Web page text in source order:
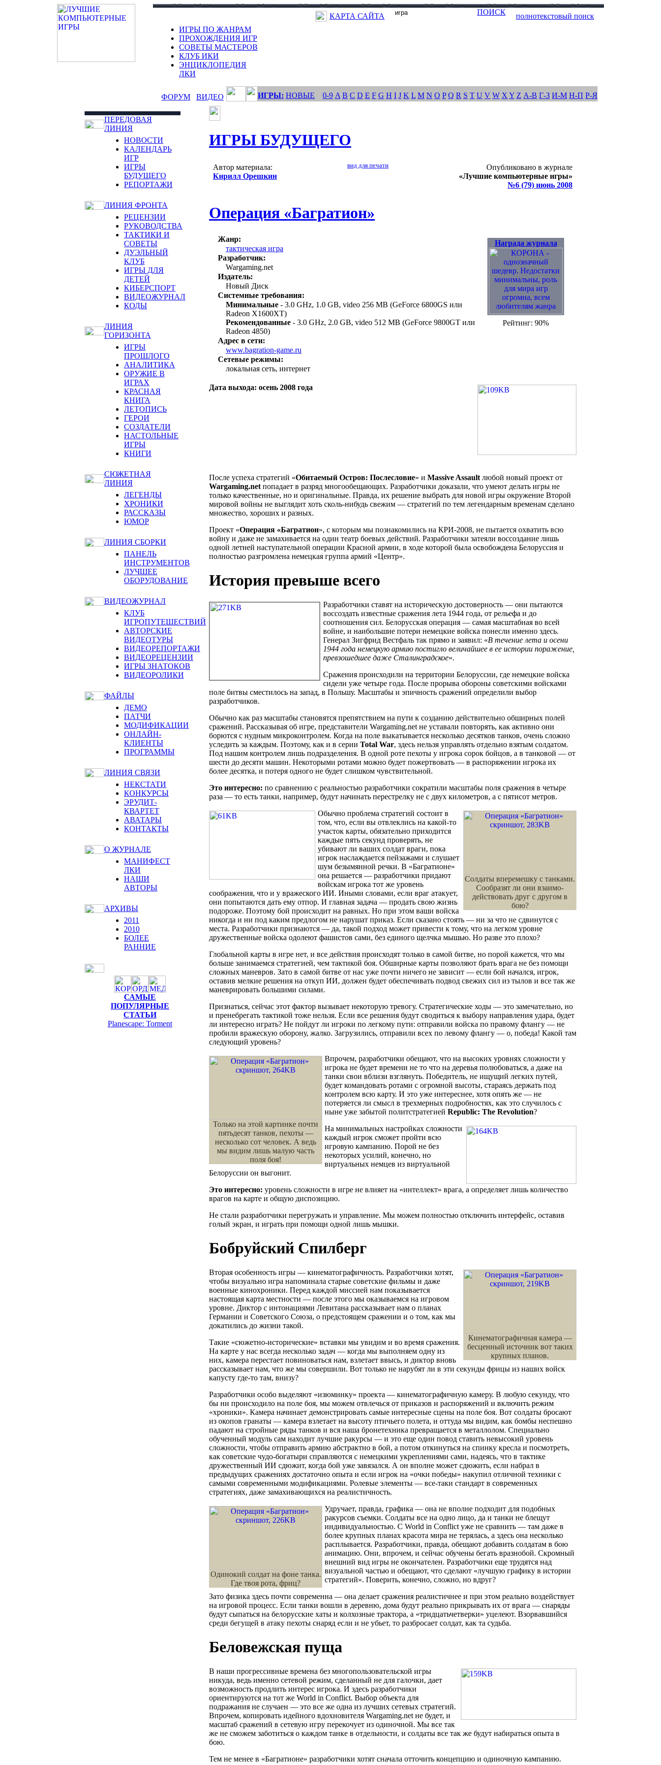
КАРТА САЙТА ПОИСК
полнотекстовый поиск
ИГРЫ ПО ЖАНРАМ
ПРОХОЖДЕНИЯ ИГР
СОВЕТЫ МАСТЕРОВ
КЛУБ ИКИ
ЭНЦИКЛОПЕДИЯ
ЛКИ
ФОРУМ ВИДЕО ИГРЫ: НОВЫЕ 0-9 A B C D E F G H I J K L M N O P Q R S T U V W X Y Z А-В Г-З И-М Н-П Р-Я
ПЕРЕДОВАЯ
ЛИНИЯ
НОВОСТИ
КАЛЕНДАРЬ
ИГР
ИГРЫ
БУДУЩЕГО
РЕПОРТАЖИ
ЛИНИЯ ФРОНТА
РЕЦЕНЗИИ
РУКОВОДСТВА
ТАКТИКИ И
СОВЕТЫ
ДУЭЛЬНЫЙ
КЛУБ
ИГРЫ ДЛЯ
ДЕТЕЙ
КИБЕРСПОРТ
ВИДЕОЖУРНАЛ
КОДЫ
ЛИНИЯ
ГОРИЗОНТА
ИГРЫ
ПРОШЛОГО
АНАЛИТИКА
ОРУЖИЕ В
ИГРАХ
КРАСНАЯ
КНИГА
ЛЕТОПИСЬ
ГЕРОИ
СОЗДАТЕЛИ
НАСТОЛЬНЫЕ
ИГРЫ
КНИГИ
СЮЖЕТНАЯ
ЛИНИЯ
ЛЕГЕНДЫ
ХРОНИКИ
РАССКАЗЫ
ЮМОР
ЛИНИЯ СБОРКИ
ПАНЕЛЬ
ИНСТРУМЕНТОВ
ЛУЧШЕЕ
ОБОРУДОВАНИЕ
ВИДЕОЖУРНАЛ
КЛУБ
ИГРОПУТЕШЕСТВИЙ
АВТОРСКИЕ
ВИДЕОТУРЫ
ВИДЕОРЕПОРТАЖИ
ВИДЕОРЕЦЕНЗИИ
ИГРЫ ЗНАТОКОВ
ВИДЕОРОЛИКИ
ФАЙЛЫ
ДЕМО
ПАТЧИ
МОДИФИКАЦИИ
ОНЛАЙН-
КЛИЕНТЫ
ПРОГРАММЫ
ЛИНИЯ СВЯЗИ
НЕКСТАТИ
КОНКУРСЫ
ЭРУДИТ-
КВАРТЕТ
АВАТАРЫ
КОНТАКТЫ
О ЖУРНАЛЕ
МАНИФЕСТ
ЛКИ
НАШИ
АВТОРЫ
АРХИВЫ
2011
2010
БОЛЕЕ
РАННИЕ
САМЫЕ
ПОПУЛЯРНЫЕ
СТАТЬИ
Planescape: Torment
ИГРЫ БУДУЩЕГО
Автор материала:
Кирилл Орешкин
Опубликовано в журнале
«Лучшие компьютерные игры»
№6 (79) июнь 2008
вид для печати
Операция «Багратион»
Жанр:
тактическая игра
Разработчик:
Wargaming.net
Издатель:
Новый Диск
Системные требования:
Минимальные - 3.0 GHz, 1.0 GB, video 256 MB (GeForce 6800GS или
Radeon X1600XT)
Рекомендованные - 3.0 GHz, 2.0 GB, video 512 MB (GeForce 9800GT или
Radeon 4850)
Адрес в сети:
www.bagration-game.ru
Сетевые режимы:
локальная сеть, интернет
Награда журнала
Рейтинг: 90%
Дата выхода: осень 2008 года
После успеха стратегий «Обитаемый Остров: Послесловие» и Massive Assault любой новый проект от
Wargaming.net попадает в разряд многообещающих. Разработчики доказали, что умеют делать игры не
только качественные, но и оригинальные. Правда, их решение выбрать для новой игры окружение Второй
мировой войны не выглядит хоть сколь-нибудь свежим — стратегий по тем легендарным временам сделано
множество, хороших и разных.
Проект «Операция «Багратион», с которым мы познакомились на КРИ-2008, не пытается охватить всю
войну и даже не замахивается на один театр боевых действий. Разработчики затеяли воссоздание лишь
одной летней наступательной операции Красной армии, в ходе которой была освобождена Белоруссия и
полностью разгромлена немецкая группа армий «Центр».
История превыше всего
Разработчики ставят на историческую достоверность — они пытаются
воссоздать известные сражения лета 1944 года, от рельефа и до
соотношения сил. Белорусская операция — самая масштабная во всей
войне, и наибольшие потери немецкие войска понесли именно здесь.
Генерал Зигфрид Вестфаль так прямо и заявил: «В течение лета и осени
1944 года немецкую армию постигло величайшее в ее истории поражение,
превзошедшее даже Сталинградское».
Сражения происходили на территории Белоруссии, где немецкие войска
сидели уже четыре года. После прорыва обороны советскими войсками
поле битвы сместилось на запад, в Польшу. Масштабы и эпичность сражений определили выбор
разработчиков.
Обычно как раз масштабы становятся препятствием на пути к созданию действительно обширных полей
сражений. Рассказывая об игре, представители Wargaming.net не уставали повторять, как активно они
борются с нудным микроконтролем. Когда на поле выкатывается несколько десятков танков, очень сложно
уследить за каждым. Поэтому, как и в серии Total War, здесь нельзя управлять отдельно взятым солдатом.
Под нашим контролем лишь подразделения. В одной роте пехоты у игрока сорок бойцов, а в танковой — от
шести до десяти машин. Некоторыми ротами можно будет пожертвовать — в распоряжении игрока их
более десятка, и потеря одного не будет слишком чувствительной.
Это интересно: по сравнению с реальностью разработчики сократили масштабы поля сражения в четыре
раза — то есть танки, например, будут начинать перестрелку не с двух километров, а с пятисот метров.
Солдаты вперемешку с танками.
Сообразят ли они взаимо-
действовать друг с другом в
бою?
Обычно проблема стратегий состоит в
том, что, если вы отвлеклись на какой-то
участок карты, обязательно приходится
каждые пять секунд проверять, не
убивают ли ваших солдат враги, пока
игрок наслаждается пейзажами и слушает
шум безымянной речки. В «Багратионе»
она решается — разработчики придают
войскам игрока тот же уровень
соображения, что и у вражеского ИИ. Иными словами, если враг атакует,
они попытаются дать ему отпор. И главная задача — продать свою жизнь
подороже. Поэтому бой происходит на равных. Но при этом ваши войска
никогда и ни под каким предлогом не нарушат приказ. Если сказано стоять — ни за что не сдвинутся с
места. Разработчики признаются — да, такой подход может привести к тому, что на легком уровне
дружественные войска одолеют фашистов сами, без единого щелчка мышью. Но разве это плохо?
Глобальной карты в игре нет, и все действия происходят только в самой битве, но порой кажется, что мы
больше занимаемся стратегией, чем тактикой боя. Обширные карты позволяют брать врага не без помощи
сложных маневров. Зато в самой битве от нас уже почти ничего не зависит — если бой начался, игрок,
оставив мелкие решения на откуп ИИ, должен будет обеспечивать подвод свежих сил из тылов и все так же
маневрировать большими силами.
Признаться, сейчас этот фактор вызывает некоторую тревогу. Стратегические ходы — это замечательно, но
и пренебрегать тактикой тоже нельзя. Если все решения будут сводиться к выбору направления удара, будет
ли интересно играть? Не пойдут ли игроки по легкому пути: отправили войска по правому флангу — не
пробили вражескую оборону, жалко. Загрузились, отправили всех по левому флангу — о, победа! Какой там
следующий уровень?
Только на этой картинке почти
пятьдесят танков, пехоты —
несколько сот человек. А ведь
мы видим лишь малую часть
поля боя!
Впрочем, разработчики обещают, что на высоких уровнях сложности у
игрока не будет времени не то что на деревья полюбоваться, а даже на
танки свои вблизи взглянуть. Победитель, не ищущий легких путей,
будет командовать ротами с огромной высоты, стараясь держать под
контролем всю карту. И это уже интереснее, хотя опять же — не
потеряется ли смысл в трехмерных подробностях, как это случилось с
ныне уже забытой политстратегией Republic: The Revolution?
На минимальных настройках сложности
каждый игрок сможет пройти всю
игровую кампанию. Порой не без
некоторых усилий, конечно, но
виртуальных немцев из виртуальной
Белоруссии он выгонит.
Это интересно: уровень сложности в игре не влияет на «интеллект» врага, а определяет лишь количество
врагов на карте и общую диспозицию.
Не стали разработчики перегружать и управление. Мы можем полностью отключить интерфейс, оставив
голый экран, и играть при помощи одной лишь мышки.
Бобруйский Спилберг
Кинематографичная камера —
бесценный источник вот таких
крупных планов.
Вторая особенность игры — кинематографичность. Разработчики хотят,
чтобы визуально игра напоминала старые советские фильмы и даже
военные кинохроники. Перед каждой миссией нам показывается
настоящая карта местности — после этого мы оказываемся на игровом
уровне. Диктор с интонациями Левитана рассказывает нам о планах
Германии и Советского Союза, о предстоящем сражении и о том, как мы
докатились до жизни такой.
Такие «сюжетно-исторические» вставки мы увидим и во время сражения.
На карте у нас всегда несколько задач — когда мы выполняем одну из
них, камера перестает повиноваться нам, взлетает ввысь, и диктор вновь
рассказывает нам, что же мы совершили. Вот только не нарубят ли в эти секунды фрицы из наших войск
капусту где-то там, внизу?
Разработчики особо выделяют «изюминку» проекта — кинематографичную камеру. В любую секунду, что
бы ни происходило на поле боя, мы можем отвлечься от приказов и распоряжений и включить режим
«хроники». Камера начинает демонстрировать самые интересные сцены на поле боя. Вот солдаты бросают
из окопов гранаты — камера взлетает на высоту птичьего полета, и оттуда мы видим, как бомбы неспешно
падают на стройные ряды танков и вся наша бронетехника превращается в металлолом. Специально
обученный модуль сам находит лучшие ракурсы — и это еще один повод ставить невысокий уровень
сложности, чтобы отправить армию абстрактно в бой, а потом откинуться на спинку кресла и посмотреть,
как советские чудо-богатыри справляются с немецкими укреплениями сами, надеясь, что в тактике
дружественный ИИ сдюжит, когда бой уже завязался. А он вполне может сдюжить, если набрал в
предыдущих сражениях достаточно опыта и если игрок на «очки победы» накупил отличной техники с
самыми современными модификациями. Ролевые элементы — все-таки стандарт в современных
стратегиях, даже замахивающихся на реалистичность.
Одинокий солдат на фоне танка.
Где твоя рота, фриц?
Удручает, правда, графика — она не вполне подходит для подобных
ракурсов съемки. Солдаты все на одно лицо, да и танки не блещут
индивидуальностью. С World in Conflict уже не сравнить — там даже в
более крупных планах красота мира не терялась, а здесь она несколько
расплывается. Разработчики, правда, обещают добавить солдатам в бою
анимацию. Они, впрочем, и сейчас обучены бегать вразнобой. Скромный
внешний вид игры не окончателен. Разработчики еще трудятся над
визуальной частью и обещают, что сделают «лучшую графику в истории
стратегий». Поверить, конечно, сложно, но вдруг?
Зато физика здесь почти современна — она делает сражения реалистичнее и при этом реально воздействует
на игровой процесс. Если танки вошли в деревню, дома будут реально прикрывать их от врага — снаряды
будут сыпаться на белорусские хаты и колхозные трактора, а «тридцатьчетверки» уцелеют. Взорвавшийся
среди бегущей в атаку пехоты снаряд если и не убьет, то разбросает солдат, как та судьба.
Беловежская пуща
В наши прогрессивные времена без многопользовательской игры
никуда, ведь именно сетевой режим, сделанный не для галочки, дает
возможность продлить интерес игрока. И здесь разработчики
ориентируются на тот же World in Conflict. Выбор объекта для
подражания не случаен — это все же одна из лучших сетевых стратегий.
Впрочем, копировать идейного вдохновителя Wargaming.net не будет, и
масштаб сражений в сетевую игру перекочует из одиночной. Мы все так
же не сможем заботиться о каждом танке в отдельности, и солдаты все так же будут набираться опыта в
бою.
Тем не менее в «Багратионе» разработчики хотят сначала отточить концепцию и одиночную кампанию.